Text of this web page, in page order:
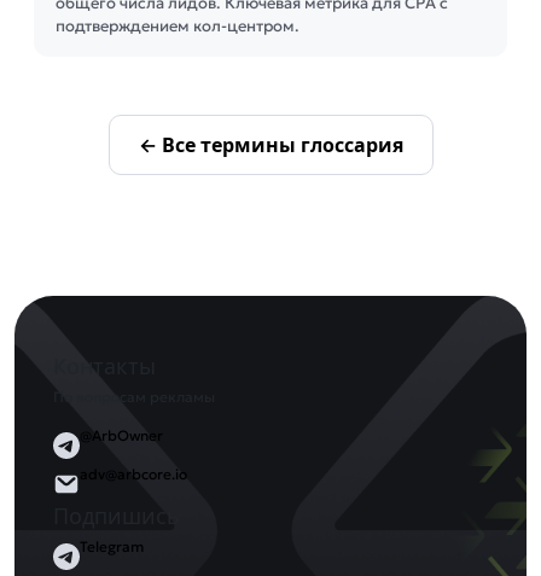
подтверждением кол-центром.
← Все термины глоссария
@ArbOwner
adv@arbcore.io
Telegram